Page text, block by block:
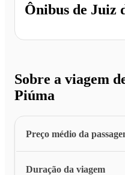
Ônibus de Juiz
Sobre a viagem
Piúma
Preço médio da
Duração da viagem